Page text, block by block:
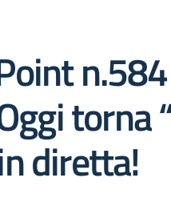
torna
diretta!